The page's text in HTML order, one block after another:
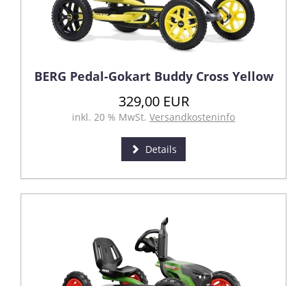
BERG Pedal-Gokart Buddy Cross Yellow
329,00 EUR
inkl. 20 % MwSt. Versandkosteninfo
Details